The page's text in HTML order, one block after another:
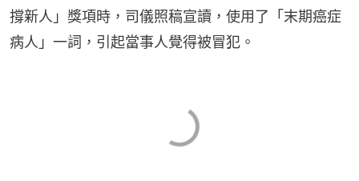
撐新人」獎項時，司儀照稿宣讀，使用了「末期癌症
病人」一詞，引起當事人覺得被冒犯。